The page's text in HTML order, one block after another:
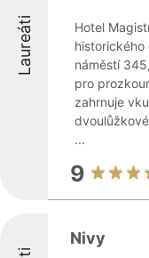
Laureáti
Hotel
historického
náměstí
pro
zahrnuje
...
9
Nivy